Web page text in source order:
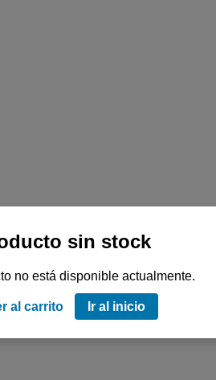
sin stock
no está disponible actualmente.
al carrito Ir al inicio